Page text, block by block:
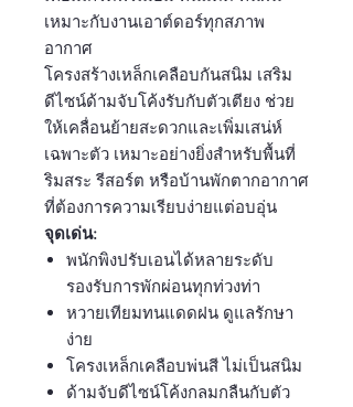
เหมาะกับงานเอาต์ดอร์ทุกสภาพ
อากาศ
โครงสร้างเหล็กเคลือบกันสนิม เสริม
ดีไซน์ด้ามจับโค้งรับกับตัวเตียง ช่วย
ให้เคลื่อนย้ายสะดวกและเพิ่มเสน่ห์
เฉพาะตัว เหมาะอย่างยิ่งสำหรับพื้นที่
ริมสระ รีสอร์ต หรือบ้านพักตากอากาศ
ที่ต้องการความเรียบง่ายแต่อบอุ่น
จุดเด่น:
พนักพิงปรับเอนได้หลายระดับ
รองรับการพักผ่อนทุกท่วงท่า
หวายเทียมทนแดดฝน ดูแลรักษา
ง่าย
โครงเหล็กเคลือบพ่นสี ไม่เป็นสนิม
ด้ามจับดีไซน์โค้งกลมกลืนกับตัว